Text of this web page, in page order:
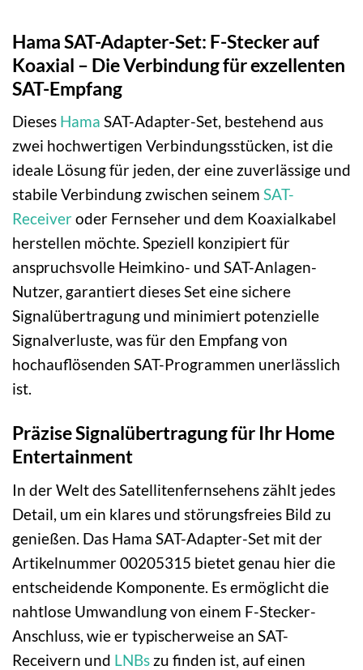
Hama SAT-Adapter-Set: F-Stecker auf
Koaxial – Die Verbindung für exzellenten
SAT-Empfang
Dieses Hama SAT-Adapter-Set, bestehend aus
zwei hochwertigen Verbindungsstücken, ist die
ideale Lösung für jeden, der eine zuverlässige und
stabile Verbindung zwischen seinem SAT-
Receiveroder Fernseher und dem Koaxialkabel
herstellen möchte. Speziell konzipiert für
anspruchsvolle Heimkino- und SAT-Anlagen-
Nutzer, garantiert dieses Set eine sichere
Signalübertragung und minimiert potenzielle
Signalverluste, was für den Empfang von
hochauflösenden SAT-Programmen unerlässlich
ist.
Präzise Signalübertragung für Ihr Home
Entertainment
In der Welt des Satellitenfernsehens zählt jedes
Detail, um ein klares und störungsfreies Bild zu
genießen. Das Hama SAT-Adapter-Set mit der
Artikelnummer 00205315 bietet genau hier die
entscheidende Komponente. Es ermöglicht die
nahtlose Umwandlung von einem F-Stecker-
Anschluss, wie er typischerweise an SAT-
Receivern und LNBs zu finden ist, auf einen